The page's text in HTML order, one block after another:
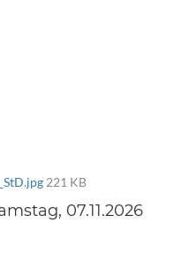
221 KB
07.11.2026